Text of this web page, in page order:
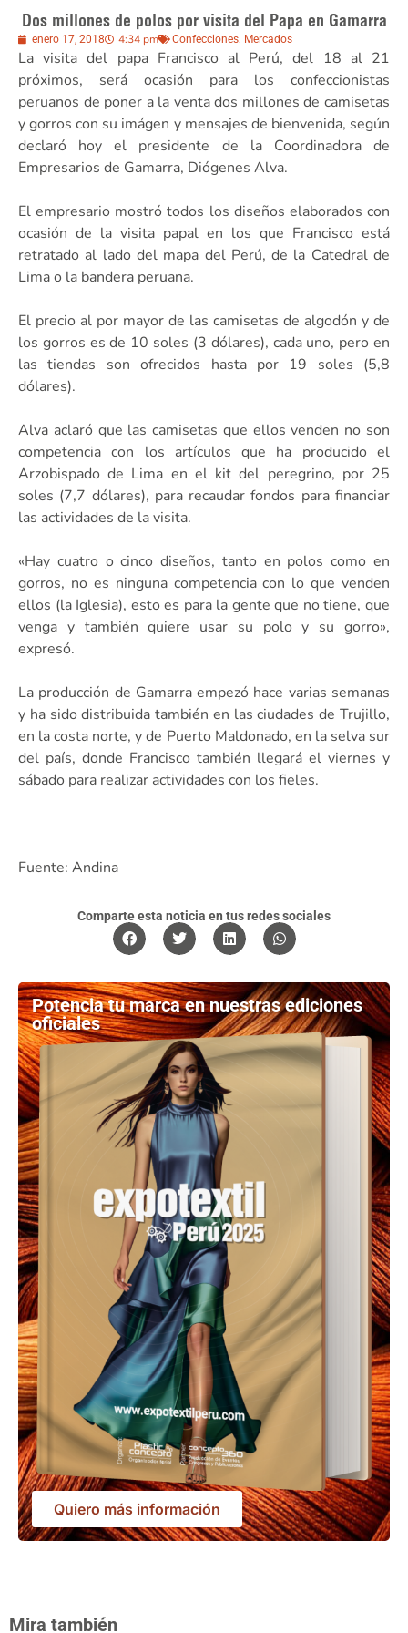
Dos millones de polos por visita del Papa en Gamarra
enero 17, 2018 4:34 pm Confecciones, Mercados
La visita del papa Francisco al Perú, del 18 al 21
próximos, será ocasión para los confeccionistas
peruanos de poner a la venta dos millones de camisetas
y gorros con su imágen y mensajes de bienvenida, según
declaró hoy el presidente de la Coordinadora de
Empresarios de Gamarra, Diógenes Alva.
El empresario mostró todos los diseños elaborados con
ocasión de la visita papal en los que Francisco está
retratado al lado del mapa del Perú, de la Catedral de
Lima o la bandera peruana.
El precio al por mayor de las camisetas de algodón y de
los gorros es de 10 soles (3 dólares), cada uno, pero en
las tiendas son ofrecidos hasta por 19 soles (5,8
dólares).
Alva aclaró que las camisetas que ellos venden no son
competencia con los artículos que ha producido el
Arzobispado de Lima en el kit del peregrino, por 25
soles (7,7 dólares), para recaudar fondos para financiar
las actividades de la visita.
«Hay cuatro o cinco diseños, tanto en polos como en
gorros, no es ninguna competencia con lo que venden
ellos (la Iglesia), esto es para la gente que no tiene, que
venga y también quiere usar su polo y su gorro»,
expresó.
La producción de Gamarra empezó hace varias semanas
y ha sido distribuida también en las ciudades de Trujillo,
en la costa norte, y de Puerto Maldonado, en la selva sur
del país, donde Francisco también llegará el viernes y
sábado para realizar actividades con los fieles.
Fuente: Andina
Comparte esta noticia en tus redes sociales
Potencia tu marca en nuestras ediciones
oficiales
Quiero más información
Mira también